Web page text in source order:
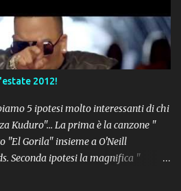
2012!
5 ipotesi molto interessanti di chi
Kuduro"... La prima è la canzone "
"El Gorila" insieme a O'Neill
Seconda ipotesi la magnifica "